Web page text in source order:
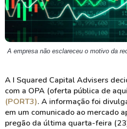
A empresa não esclareceu o motivo da
A I Squared Capital Advisers
com a OPA (oferta pública de
(PORT3). A informação foi
em um comunicado ao mercado
pregão da última quarta-feira